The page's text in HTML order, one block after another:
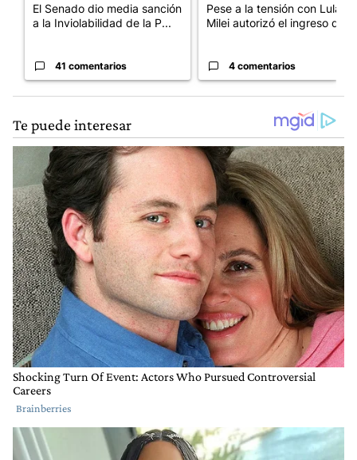
El Senado dio media sanción
a la Inviolabilidad de la P...
41 comentarios
Pese a la tensión con Lula,
Milei autorizó el ingreso d...
4 comentarios